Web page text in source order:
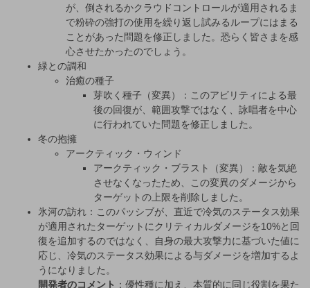
が、倒されるかクラウドコントロールが適用されるま
で粉砕の強打の使用を繰り返し試みるループにはまる
ことがあった問題を修正しました。恐らく皆さまを感
心させたかったのでしょう。
緑との調和
治癒の種子
芽吹く種子（変異）：このアビリティによる最
後の回復が、範囲攻撃ではなく、詠唱者を中心
に行われていた問題を修正しました。
冬の抱擁
アークティック・ウィンド
アークティック・ブラスト（変異）：敵を気絶
させなくなったため、この変異のダメージから
ターゲットの上限を削除しました。
氷河の訪れ：このパッシブが、直近で冷気のステータス効果
が適用されたターゲットにクリティカルダメージを10%と回
復を追加するのではなく、自身の最大攻撃力に基づいた値に
応じ、冷気のステータス効果による与ダメージを増加するよ
うになりました。
開発者のコメント ：優性種に加え、本質的に同じ役割を果た